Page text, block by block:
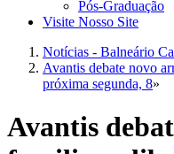
Pós-Graduação
Visite Nosso Site
Notícias - Balneário
Avantis debate novo
próxima segunda, 8»
Avantis